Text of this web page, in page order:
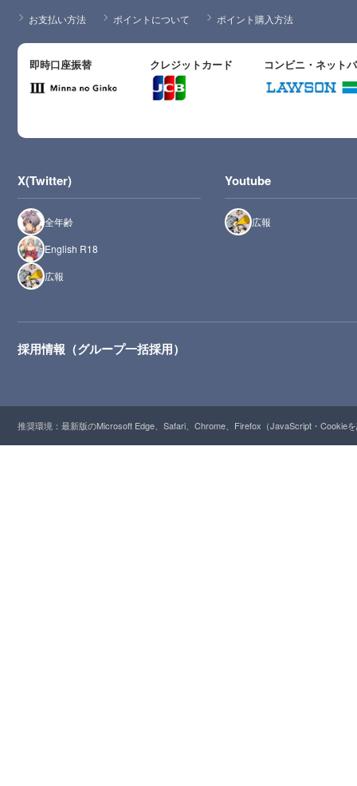
お支払い方法 ポイントについて ポイント購入方法
即時口座振替 クレジットカード コンビニ・ネット
X(Twitter)
全年齢
English R18
広報
Youtube
広報
採用情報（グループ一括採用）
推奨環境：最新版のMicrosoft Edge、Safari、Chrome、Firefox（JavaScript・Cookie